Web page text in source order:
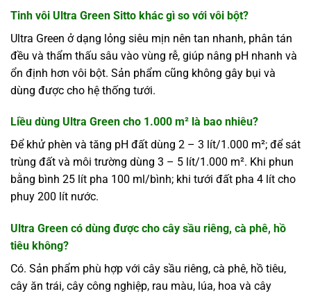
Tinh vôi Ultra Green Sitto khác gì so với vôi bột?
Ultra Green ở dạng lỏng siêu mịn nên tan nhanh, phân tán
đều và thẩm thấu sâu vào vùng rễ, giúp nâng pH nhanh và
ổn định hơn vôi bột. Sản phẩm cũng không gây bụi và
dùng được cho hệ thống tưới.
Liều dùng Ultra Green cho 1.000 m² là bao nhiêu?
Để khử phèn và tăng pH đất dùng 2 – 3 lít/1.000 m²; để sát
trùng đất và môi trường dùng 3 – 5 lít/1.000 m². Khi phun
bằng bình 25 lít pha 100 ml/bình; khi tưới đất pha 4 lít cho
phuy 200 lít nước.
Ultra Green có dùng được cho cây sầu riêng, cà phê, hồ
tiêu không?
Có. Sản phẩm phù hợp với cây sầu riêng, cà phê, hồ tiêu,
cây ăn trái, cây công nghiệp, rau màu, lúa, hoa và cây